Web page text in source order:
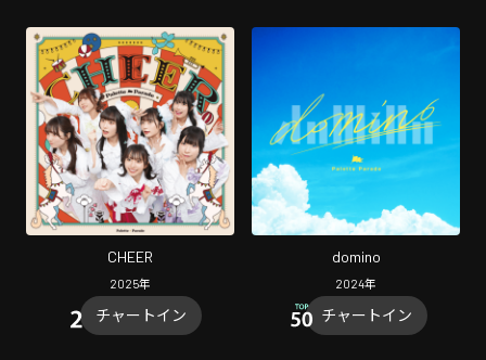
CHEER
2025年
チャートイン
domino
2024年
チャートイン